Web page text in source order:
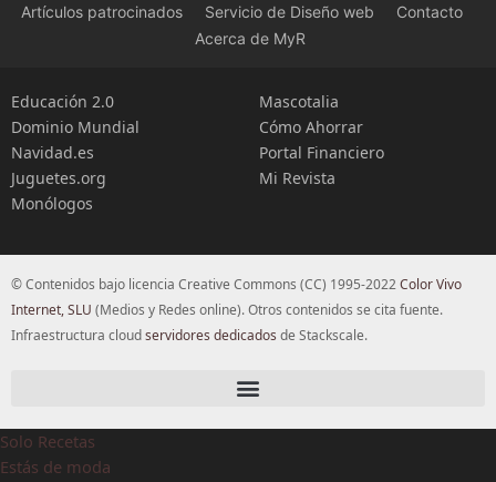
Artículos patrocinados Servicio de Diseño web
Contacto
Acerca de MyR
Educación 2.0
Dominio Mundial
Navidad.es
Juguetes.org
Monólogos
Mascotalia
Cómo Ahorrar
Portal Financiero
Mi Revista
© Contenidos bajo licencia Creative Commons (CC) 1995-2022Color Vivo
Internet, SLU (Medios y Redes online). Otros contenidos se cita fuente.
Infraestructura cloudservidores dedicados de Stackscale.
Solo Recetas
Estás de moda